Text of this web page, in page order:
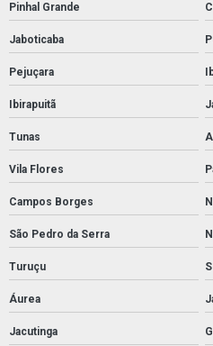
Pinhal Grande
Jaboticaba
Pejuçara
Ibirapuitã
Tunas
Vila Flores
Campos Borges
São Pedro da Serra
Turuçu
Áurea
Jacutinga